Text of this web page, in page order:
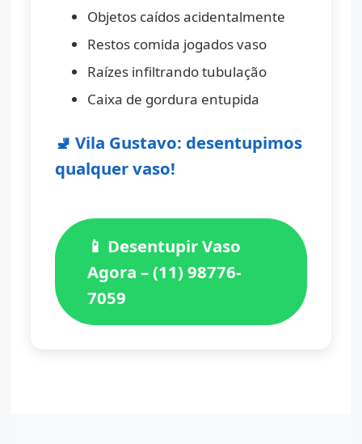
Objetos caídos acidentalmente
Restos comida jogados vaso
Raízes infiltrando tubulação
Caixa de gordura entupida
🚽 Vila Gustavo: desentupimos
qualquer vaso!
📱 Desentupir Vaso
Agora – (11) 98776-
7059